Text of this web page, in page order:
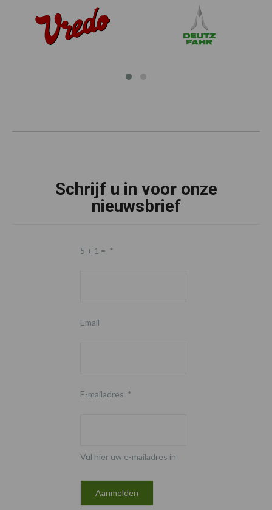
Schrijf u in voor onze
nieuwsbrief
5 + 1 = *
Email
E-mailadres *
Vul hier uw e-mailadres in